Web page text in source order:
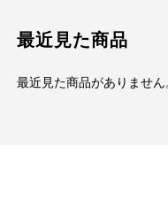
最近見た商品
最近見た商品がありません